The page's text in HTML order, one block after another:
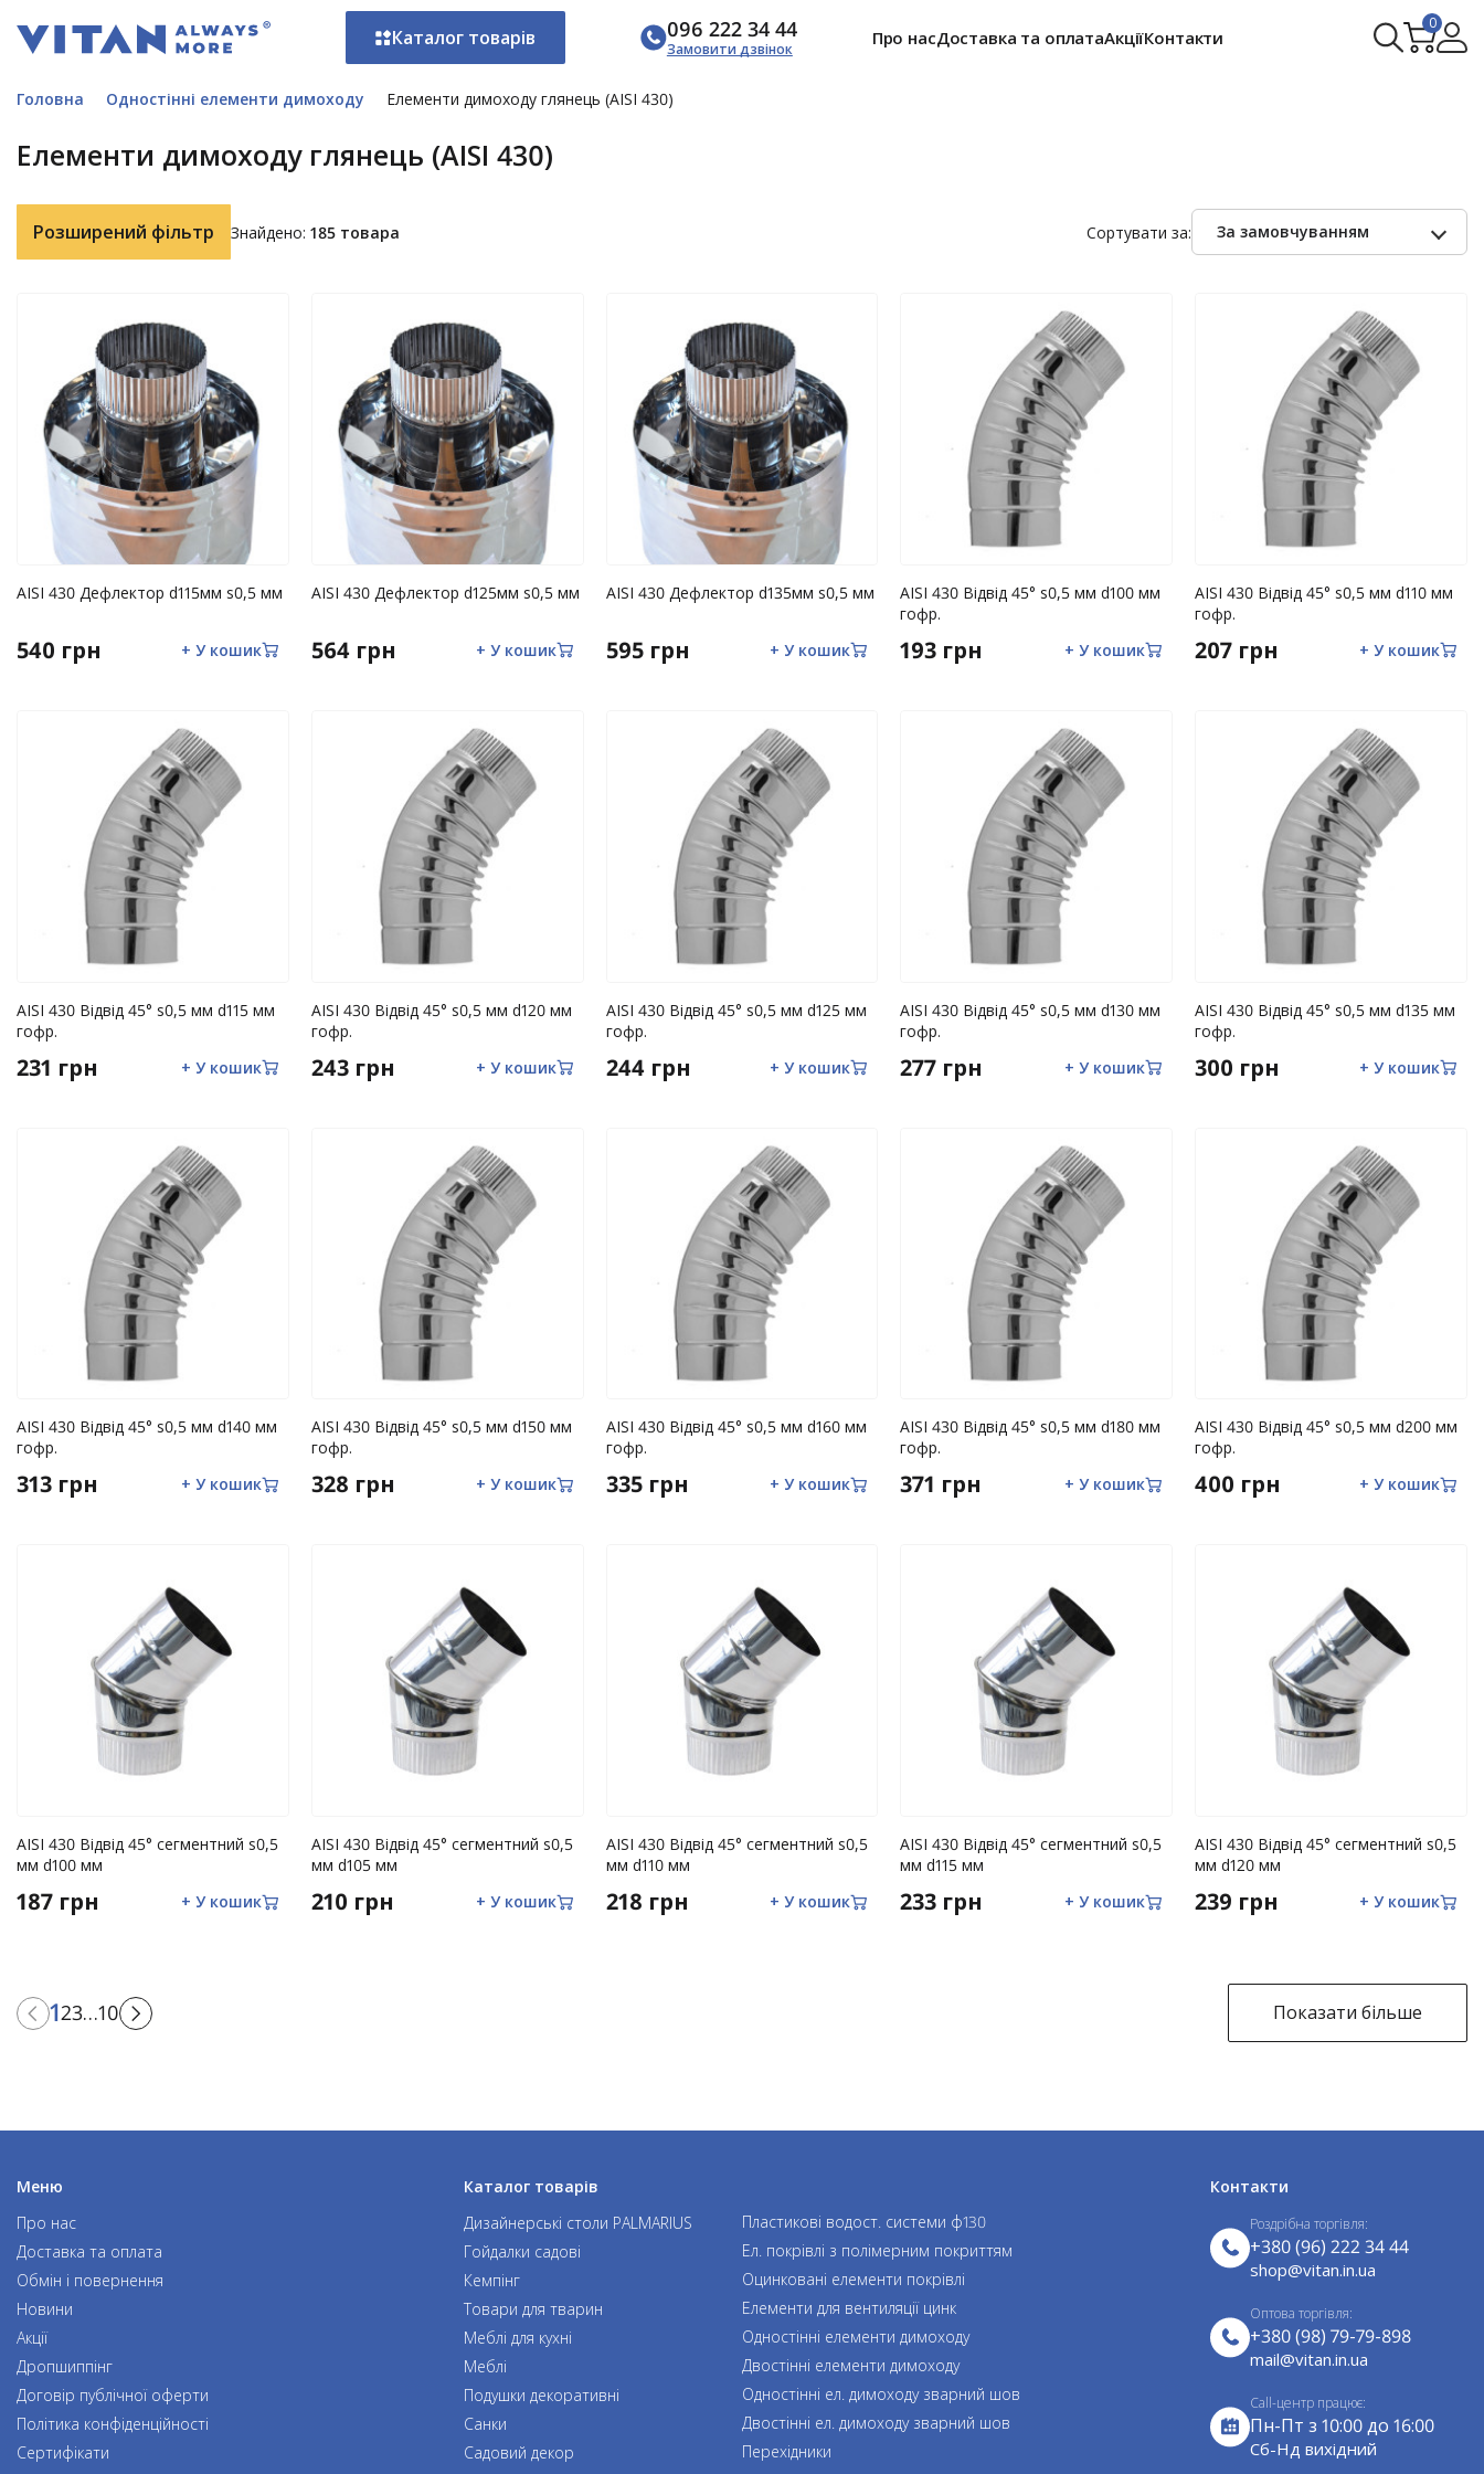
Каталог товарів 096 222 34 44
Замовити дзвінок
Про насДоставка та оплатаАкціїКонтакти
0
Головна Одностінні елементи димоходу Елементи димоходу глянець (AISI 430)
Елементи димоходу глянець (AISI 430)
Розширений фільтр Знайдено: 185 товара Сортувати за: За замовчуванням
AISI 430 Дефлектор d115мм s0,5 мм
540 грн + У кошик
AISI 430 Дефлектор d125мм s0,5 мм
564 грн + У кошик
AISI 430 Дефлектор d135мм s0,5 мм
595 грн + У кошик
AISI 430 Відвід 45° s0,5 мм d100 мм
гофр.
193 грн + У кошик
AISI 430 Відвід 45° s0,5 мм d110 мм
гофр.
207 грн + У кошик
AISI 430 Відвід 45° s0,5 мм d115 мм
гофр.
231 грн + У кошик
AISI 430 Відвід 45° s0,5 мм d120 мм
гофр.
243 грн + У кошик
AISI 430 Відвід 45° s0,5 мм d125 мм
гофр.
244 грн + У кошик
AISI 430 Відвід 45° s0,5 мм d130 мм
гофр.
277 грн + У кошик
AISI 430 Відвід 45° s0,5 мм d135 мм
гофр.
300 грн + У кошик
AISI 430 Відвід 45° s0,5 мм d140 мм
гофр.
313 грн + У кошик
AISI 430 Відвід 45° s0,5 мм d150 мм
гофр.
328 грн + У кошик
AISI 430 Відвід 45° s0,5 мм d160 мм
гофр.
335 грн + У кошик
AISI 430 Відвід 45° s0,5 мм d180 мм
гофр.
371 грн + У кошик
AISI 430 Відвід 45° s0,5 мм d200 мм
гофр.
400 грн + У кошик
AISI 430 Відвід 45° сегментний s0,5
мм d100 мм
187 грн + У кошик
AISI 430 Відвід 45° сегментний s0,5
мм d105 мм
210 грн + У кошик
AISI 430 Відвід 45° сегментний s0,5
мм d110 мм
218 грн + У кошик
AISI 430 Відвід 45° сегментний s0,5
мм d115 мм
233 грн + У кошик
AISI 430 Відвід 45° сегментний s0,5
мм d120 мм
239 грн + У кошик
123…10 Показати більше
Меню
Про нас
Доставка та оплата
Обмін і повернення
Новини
Акції
Дропшиппінг
Договір публічної оферти
Політика конфіденційності
Сертифікати
Каталог товарів
Дизайнерські столи PALMARIUS
Гойдалки садові
Кемпінг
Товари для тварин
Меблі для кухні
Меблі
Подушки декоративні
Санки
Садовий декор
Пластикові водост. системи ф130
Ел. покрівлі з полімерним покриттям
Оцинковані елементи покрівлі
Елементи для вентиляції цинк
Одностінні елементи димоходу
Двостінні елементи димоходу
Одностінні ел. димоходу зварний шов
Двостінні ел. димоходу зварний шов
Перехідники
Контакти
Роздрібна торгівля:
+380 (96) 222 34 44
shop@vitan.in.ua
Оптова торгівля:
+380 (98) 79-79-898
mail@vitan.in.ua
Call-центр працює:
Пн-Пт з 10:00 до 16:00
Cб-Нд вихідний